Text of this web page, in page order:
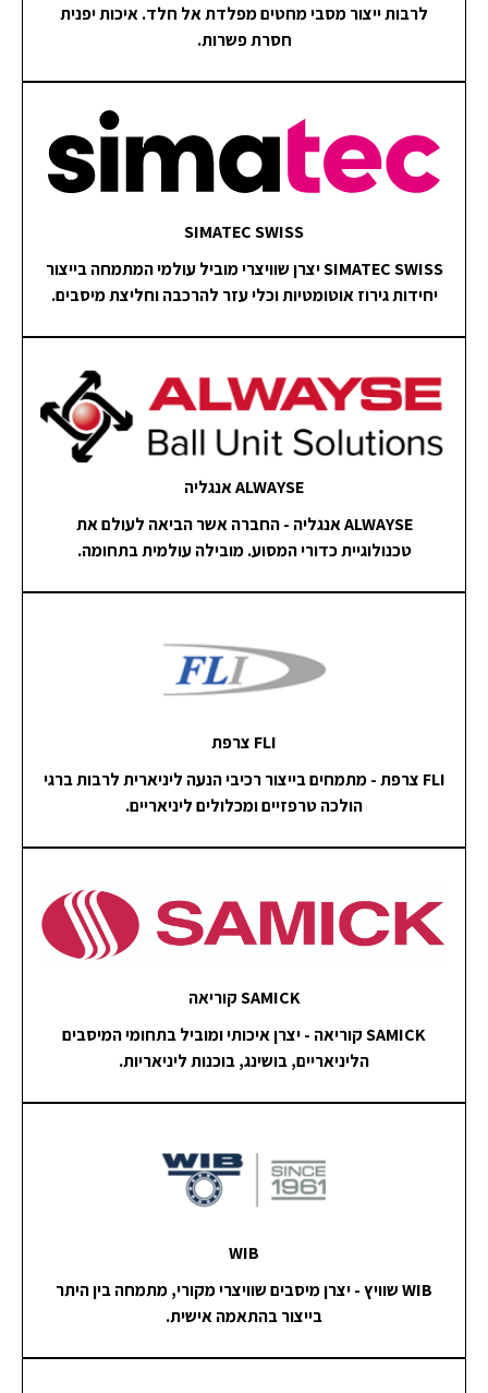
לרבות ייצור מסבי מחטים מפלדת אל חלד. איכות יפנית
חסרת פשרות.
SIMATEC SWISS
SIMATEC SWISS יצרן שוויצרי מוביל עולמי המתמחה בייצור
יחידות גירוז אוטומטיות וכלי עזר להרכבה וחליצת מיסבים.
ALWAYSE אנגליה
ALWAYSE אנגליה - החברה אשר הביאה לעולם את
טכנולוגיית כדורי המסוע. מובילה עולמית בתחומה.
FLI צרפת
FLI צרפת - מתמחים בייצור רכיבי הנעה ליניארית לרבות ברגי
הולכה טרפזיים ומכלולים ליניאריים.
SAMICK קוריאה
SAMICK קוריאה - יצרן איכותי ומוביל בתחומי המיסבים
הליניאריים, בושינג, בוכנות ליניאריות.
WIB
WIB שוויץ - יצרן מיסבים שוויצרי מקורי, מתמחה בין היתר
בייצור בהתאמה אישית.